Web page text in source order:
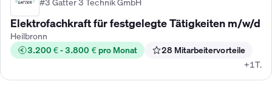
Elektrofachkraft für festgelegte Tätigkeiten m/w/d
Heilbronn
3.200 € - 3.800 € pro Monat
28 Mitarbeitervorteile
+1T.